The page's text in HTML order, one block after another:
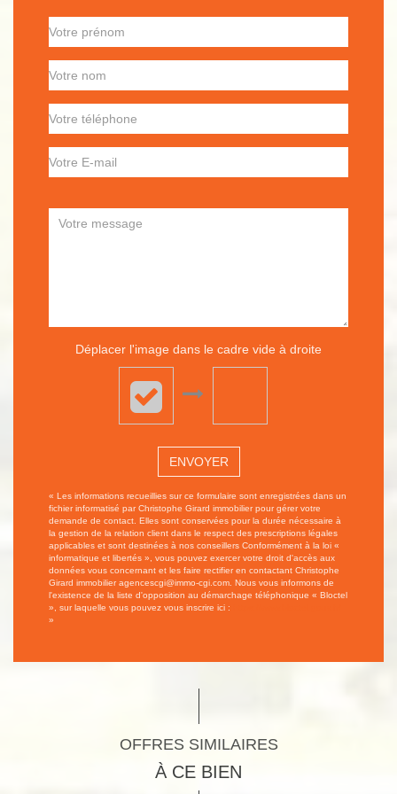
Déplacer l'image dans le cadre vide à droite
ENVOYER
« Les informations recueillies sur ce formulaire sont enregistrées dans un
fichier informatisé par Christophe Girard immobilier pour gérer votre
demande de contact. Elles sont conservées pour la durée nécessaire à
la gestion de la relation client dans le respect des prescriptions légales
applicables et sont destinées à nos conseillers Conformément à la loi «
informatique et libertés », vous pouvez exercer votre droit d'accès aux
données vous concernant et les faire rectifier en contactant Christophe
Girard immobilier agencescgi@immo-cgi.com. Nous vous informons de
l'existence de la liste d'opposition au démarchage téléphonique « Bloctel
», sur laquelle vous pouvez vous inscrire ici :
»
OFFRES SIMILAIRES
À CE BIEN